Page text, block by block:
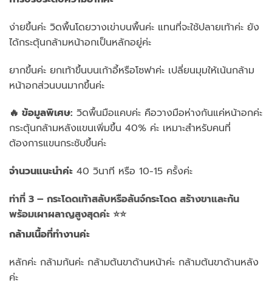
ง่ายขึ้นค่ะ วิดพื้นโดยวางเข่าบนพื้นค่ะ แทนที่จะใช้ปลายเท้าค่ะ ยัง
ได้กระตุ้นกล้ามหน้าอกเป็นหลักอยู่ค่ะ
ยากขึ้นค่ะ ยกเท้าขึ้นบนเก้าอี้หรือโซฟาค่ะ เปลี่ยนมุมให้เน้นกล้าม
หน้าอกส่วนบนมากขึ้นค่ะ
🔥 ข้อมูลพิเศษ: วิดพื้นมือแคบค่ะ คือวางมือห่างกันแค่หน้าอกค่ะ
กระตุ้นกล้ามหลังแขนเพิ่มขึ้น 40% ค่ะ เหมาะสำหรับคนที่
ต้องการแขนกระชับขึ้นค่ะ
จำนวนแนะนำค่ะ 40 วินาที หรือ 10-15 ครั้งค่ะ
ท่าที่ 3 – กระโดดเท้าสลับหรือลันจ์กระโดด สร้างขาและก้น
พร้อมเผาผลาญสูงสุดค่ะ ⭐⭐
กล้ามเนื้อที่ทำงานค่ะ
หลักค่ะ กล้ามก้นค่ะ กล้ามต้นขาด้านหน้าค่ะ กล้ามต้นขาด้านหลัง
ค่ะ